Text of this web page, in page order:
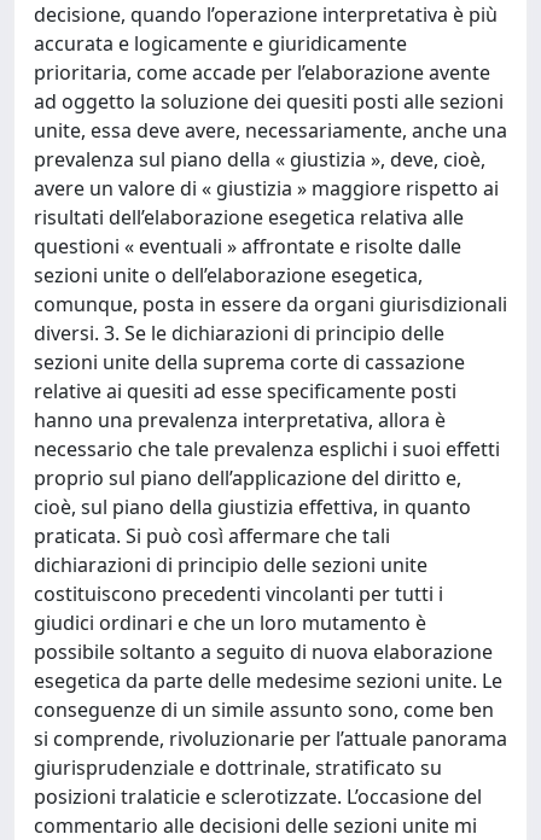
decisione, quando l’operazione interpretativa è più
accurata e logicamente e giuridicamente
prioritaria, come accade per l’elaborazione avente
ad oggetto la soluzione dei quesiti posti alle sezioni
unite, essa deve avere, necessariamente, anche una
prevalenza sul piano della « giustizia », deve, cioè,
avere un valore di « giustizia » maggiore rispetto ai
risultati dell’elaborazione esegetica relativa alle
questioni « eventuali » affrontate e risolte dalle
sezioni unite o dell’elaborazione esegetica,
comunque, posta in essere da organi giurisdizionali
diversi. 3. Se le dichiarazioni di principio delle
sezioni unite della suprema corte di cassazione
relative ai quesiti ad esse specificamente posti
hanno una prevalenza interpretativa, allora è
necessario che tale prevalenza esplichi i suoi effetti
proprio sul piano dell’applicazione del diritto e,
cioè, sul piano della giustizia effettiva, in quanto
praticata. Si può così affermare che tali
dichiarazioni di principio delle sezioni unite
costituiscono precedenti vincolanti per tutti i
giudici ordinari e che un loro mutamento è
possibile soltanto a seguito di nuova elaborazione
esegetica da parte delle medesime sezioni unite. Le
conseguenze di un simile assunto sono, come ben
si comprende, rivoluzionarie per l’attuale panorama
giurisprudenziale e dottrinale, stratificato su
posizioni tralaticie e sclerotizzate. L’occasione del
commentario alle decisioni delle sezioni unite mi